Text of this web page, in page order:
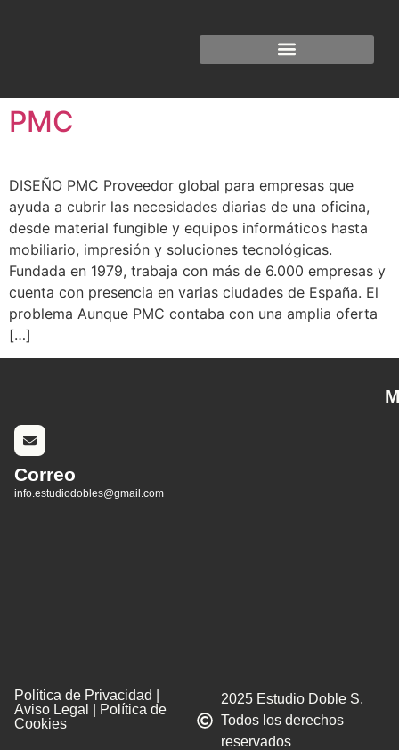
PMC
DISEÑO PMC Proveedor global para empresas que
ayuda a cubrir las necesidades diarias de una oficina,
desde material fungible y equipos informáticos hasta
mobiliario, impresión y soluciones tecnológicas.
Fundada en 1979, trabaja con más de 6.000 empresas y
cuenta con presencia en varias ciudades de España. El
problema Aunque PMC contaba con una amplia oferta
[…]
Correo
info.estudiodobles@gmail.com
Política de Privacidad |
Aviso Legal | Política de
Cookies
2025 Estudio Doble S,
Todos los derechos
reservados